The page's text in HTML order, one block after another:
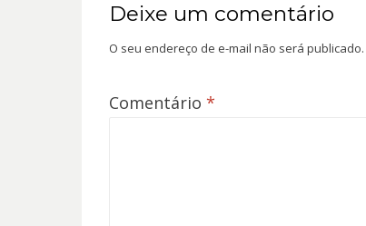
Deixe um comentário
O seu endereço de e-mail não será publicado.
Comentário *